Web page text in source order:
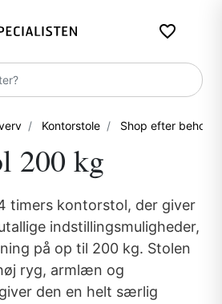
favorite_border
Kontorstole Shop efter behov
200 kg
timers kontorstol, der giver
indstillingsmuligheder,
på op til 200 kg. Stolen
ryg, armlæn og
den en helt særlig